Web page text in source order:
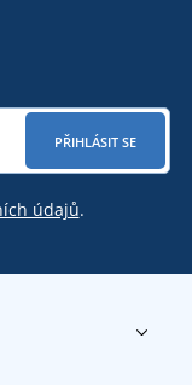
PŘIHLÁSIT SE
údajů.